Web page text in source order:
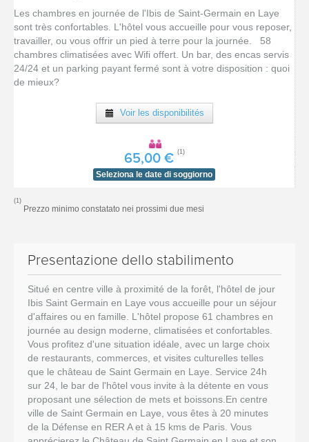
Les chambres en journée de l'Ibis de Saint-Germain en Laye
sont très confortables. L'hôtel vous accueille pour vous reposer,
travailler, ou vous offrir un pied à terre pour la journée. 58
chambres climatisées avec Wifi offert. Un bar, des encas servis
24/24 et un parking payant fermé sont à votre disposition : quoi
de mieux?
Voir les disponibilités
65,00 €
(1)
Seleziona le date di soggiorno
(1)
Prezzo minimo constatato nei prossimi due mesi
Presentazione dello stabilimento
Situé en centre ville à proximité de la forêt, l'hôtel de jour
Ibis Saint Germain en Laye vous accueille pour un séjour
d'affaires ou en famille. L'hôtel propose 61 chambres en
journée au design moderne, climatisées et confortables.
Vous profitez d'une situation idéale, avec un large choix
de restaurants, commerces, et visites culturelles telles
que le château de Saint Germain en Laye. Service 24h
sur 24, le bar de l'hôtel vous invite à la détente en vous
proposant une sélection de mets et boissons.En centre
ville de Saint Germain en Laye, vous êtes à 20 minutes
de la Défense en RER A et à 15 kms de Paris. Vous